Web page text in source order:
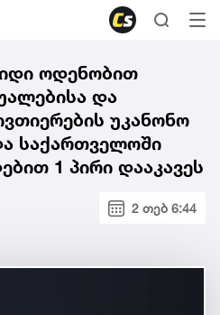
ოდენობით
და
უკანონო
საქართველოში
1 პირი დააკავეს
2 თებ 6:44